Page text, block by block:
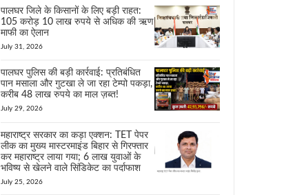
पालघर जिले के किसानों के लिए बड़ी राहत:
105 करोड़ 10 लाख रुपये से अधिक की ऋण
माफी का ऐलान
July 31, 2026
पालघर पुलिस की बड़ी कार्रवाई: प्रतिबंधित
पान मसाला और गुटखा ले जा रहा टेम्पो पकड़ा,
करीब 48 लाख रुपये का माल ज़ब्त!
July 29, 2026
महाराष्ट्र सरकार का कड़ा एक्शन: TET पेपर
लीक का मुख्य मास्टरमाइंड बिहार से गिरफ्तार
कर महाराष्ट्र लाया गया; 6 लाख युवाओं के
भविष्य से खेलने वाले सिंडिकेट का पर्दाफाश
July 25, 2026